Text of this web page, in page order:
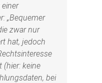
einer
„Bequemer
zwar nur
hat, jedoch
(hier: keine
bei